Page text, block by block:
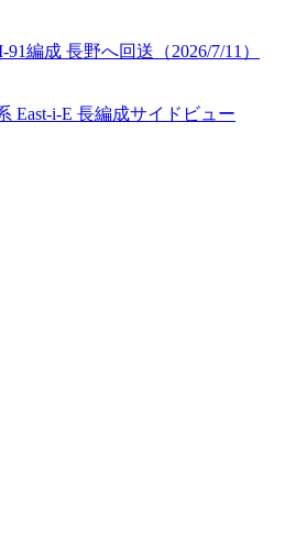
編成 長野へ回送（2026/7/11）
East-i-E 長編成サイドビュー